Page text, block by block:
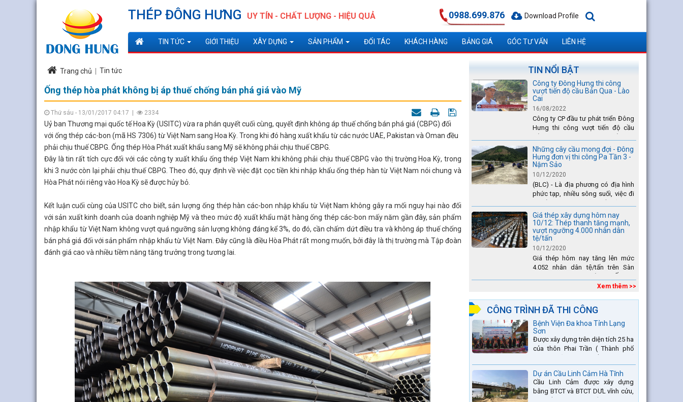
THÉP ĐÔNG HƯNG UY TÍN - CHẤT LƯỢNG - HIỆU QUẢ 0988.699.876 Download Profile
TIN TỨC GIỚI THIỆU XÂY DỰNG SẢN PHẨM ĐỐI TÁC KHÁCH HÀNG BẢNG GIÁ GÓC TƯ VẤN LIÊN HỆ
Trang chủ Tin tức
Ống thép hòa phát không bị áp thuế chống bán phá giá vào Mỹ
Thứ sáu - 13/01/2017 04:17 2334
Uỷ ban Thương mại quốc tế Hoa Kỳ (USITC) vừa ra phán quyết cuối cùng, quyết định không áp thuế chống bán phá giá (CBPG) đối
với ống thép các-bon (mã HS 7306) từ Việt Nam sang Hoa Kỳ. Trong khi đó hàng xuất khẩu từ các nước UAE, Pakistan và Oman đều
phải chịu thuế CBPG. Ống thép Hòa Phát xuất khẩu sang Mỹ sẽ không phải chịu thuế CBPG.
Đây là tin rất tích cực đối với các công ty xuất khẩu ống thép Việt Nam khi không phải chịu thuế CBPG vào thị trường Hoa Kỳ, trong
khi 3 nước còn lại phải chịu thuế CBPG. Theo đó, quy định về việc đặt cọc tiền khi nhập khẩu ống thép hàn từ Việt Nam nói chung và
Hòa Phát nói riêng vào Hoa Kỳ sẽ được hủy bỏ.
Kết luận cuối cùng của USITC cho biết, sản lượng ống thép hàn các-bon nhập khẩu từ Việt Nam không gây ra mối nguy hại nào đối
với sản xuất kinh doanh của doanh nghiệp Mỹ và theo mức độ xuất khẩu mặt hàng ống thép các-bon mấy năm gần đây, sản phẩm
nhập khẩu từ Việt Nam không vượt quá ngưỡng sản lượng không đáng kể 3%, do đó, cần chấm dứt điều tra và không áp thuế chống
bán phá giá đối với sản phẩm nhập khẩu từ Việt Nam. Đây cũng là điều Hòa Phát rất mong muốn, bởi đây là thị trường mà Tập đoàn
đánh giá cao và nhiều tiềm năng tăng trưởng trong tương lai.
TIN NỔI BẬT
Công ty Đông Hưng thi công
vượt tiến độ cầu Bản Qua - Lào
Cai
16/08/2022
Công ty CP đầu tư phát triển Đông
Hưng thi công vượt tiến độ cầu
dự án - được tuyên dương trên
truyền hình Lào Cai.
Những cây cầu mong đợi - Đông
Hưng đơn vị thi công Pa Tần 3 -
Nậm Sảo
10/12/2020
(BLC) - Là địa phương có địa hình
phức tạp, nhiều sông suối, việc đi
Sìn Hồ) rất vất vả, đặc biệt là vào
mùa mưa lũ....
Giá thép xây dựng hôm nay
10/12: Thép thanh tăng mạnh,
vượt ngưỡng 4.000 nhân dân
tệ/tấn
10/12/2020
Giá thép hôm nay tăng lên mức
4.052 nhân dân tệ/tấn trên Sàn
sự gia tăng số lượng các đơn vị
Xem thêm >>
CÔNG TRÌNH ĐÃ THI CÔNG
Bệnh Viện Đa khoa Tỉnh Lạng
Sơn
Được xây dựng trên diện tích 25 ha
của thôn Phai Trần ( Thành phố
Hợp Thành ( Cao Lộc).
Dự án Cầu Linh Cảm Hà Tĩnh
Cầu Linh Cảm được xây dựng
bằng BTCT và BTCT DƯL vĩnh cửu,